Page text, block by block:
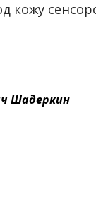
кожу
Шадеркин